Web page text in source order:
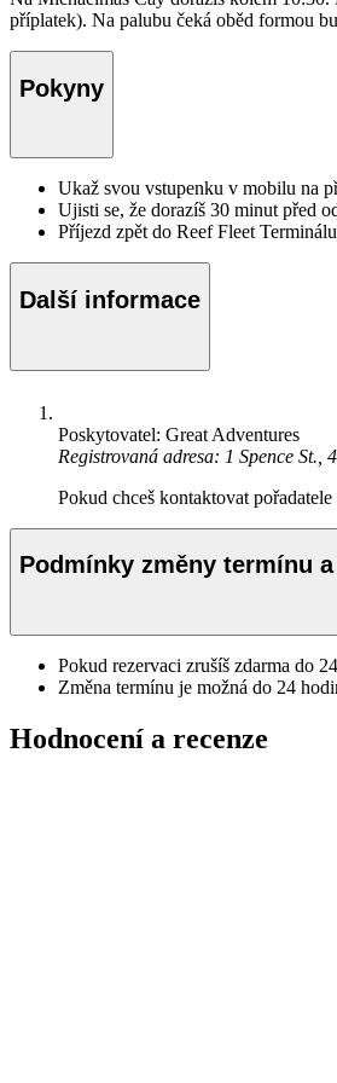
příplatek). Na palubu čeká oběd formou
Pokyny
Ukaž svou vstupenku v mobilu na
Ujisti se, že dorazíš 30 minut před
Příjezd zpět do Reef Fleet
Další informace
Poskytovatel: Great Adventures
Registrovaná adresa: 1 Spence St.,
Pokud chceš kontaktovat
Podmínky změny termínu
Pokud rezervaci zrušíš zdarma do
Změna termínu je možná do 24
Hodnocení a recenze